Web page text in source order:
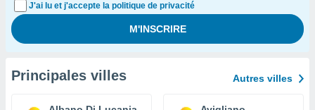
J'ai lu et j'accepte la politique de privacité
Principales villes Autres villes